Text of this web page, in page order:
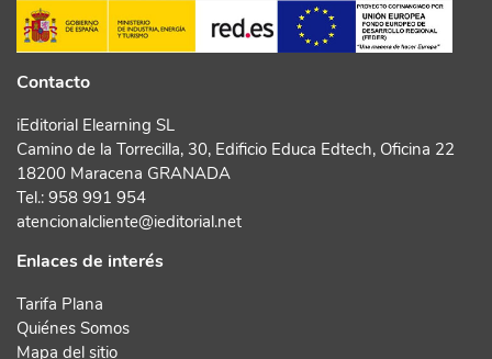
Contacto
iEditorial Elearning SL
Camino de la Torrecilla, 30, Edificio Educa Edtech, Oficina 22
18200 Maracena GRANADA
Tel.: 958 991 954
atencionalcliente@ieditorial.net
Enlaces de interés
Tarifa Plana
Quiénes Somos
Mapa del sitio